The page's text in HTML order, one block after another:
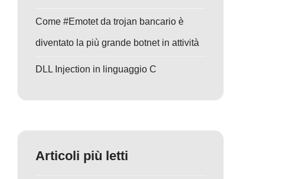
Come #Emotet da trojan bancario è
diventato la più grande botnet in attività
DLL Injection in linguaggio C
Articoli più letti